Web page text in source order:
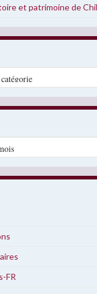
et patrimoine de
FR